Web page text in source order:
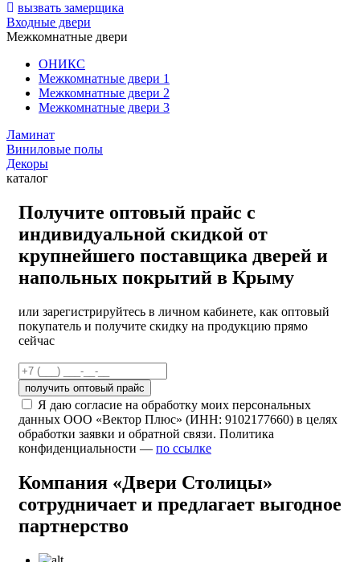
вызвать замерщика
Входные двери
Межкомнатные двери
ОНИКС
Межкомнатные двери 1
Межкомнатные двери 2
Межкомнатные двери 3
Ламинат
Виниловые полы
Декоры
каталог
Получите оптовый прайс с
индивидуальной скидкой от
крупнейшего поставщика дверей и
напольных покрытий в Крыму
или зарегистрируйтесь в личном кабинете, как оптовый
покупатель и получите скидку на продукцию прямо
сейчас
получить оптовый прайс
Я даю согласие на обработку моих персональных
данных ООО «Вектор Плюс» (ИНН: 9102177660) в целях
обработки заявки и обратной связи. Политика
конфиденциальности — по ссылке
Компания «Двери Столицы»
сотрудничает и предлагает выгодное
партнерство